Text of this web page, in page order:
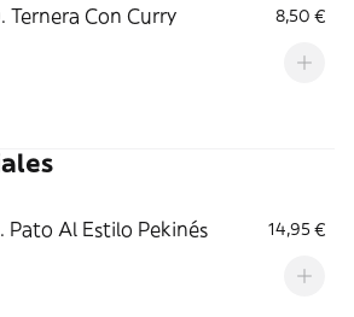
Ternera Con Curry 8,50 €
Pato Al Estilo Pekinés 14,95 €